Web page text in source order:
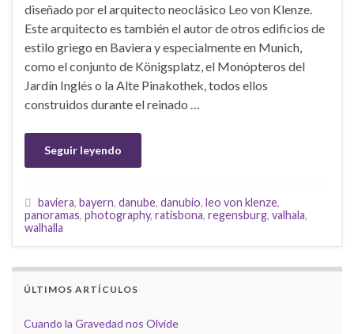
diseñado por el arquitecto neoclásico Leo von Klenze.
Este arquitecto es también el autor de otros edificios de
estilo griego en Baviera y especialmente en Munich,
como el conjunto de Königsplatz, el Monópteros del
Jardín Inglés o la Alte Pinakothek, todos ellos
construidos durante el reinado …
Seguir leyendo
baviera, bayern, danube, danubio, leo von klenze,
panoramas, photography, ratisbona, regensburg, valhala,
walhalla
ÚLTIMOS ARTÍCULOS
Cuando la Gravedad nos Olvide